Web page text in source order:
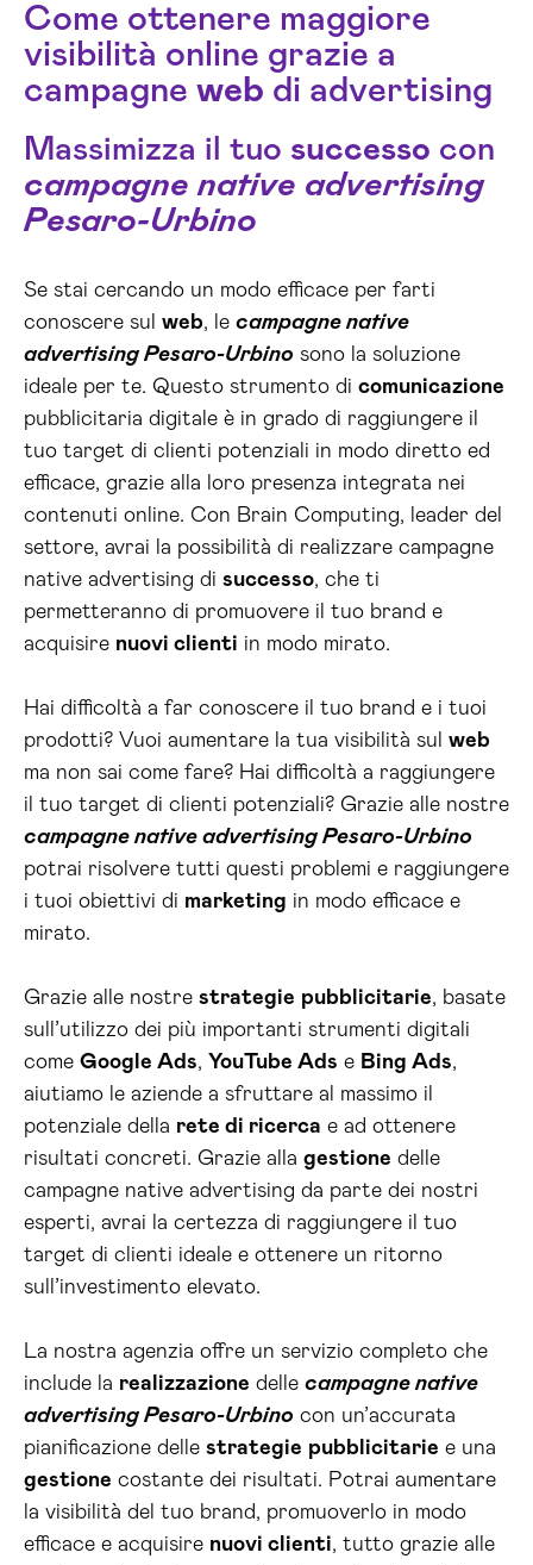
Come ottenere maggiore
visibilità online grazie a
campagne web di advertising
Massimizza il tuo successo con
campagne native advertising
Pesaro-Urbino
Se stai cercando un modo efficace per farti
conoscere sul web, le campagne native
advertising Pesaro-Urbino sono la soluzione
ideale per te. Questo strumento di comunicazione
pubblicitaria digitale è in grado di raggiungere il
tuo target di clienti potenziali in modo diretto ed
efficace, grazie alla loro presenza integrata nei
contenuti online. Con Brain Computing, leader del
settore, avrai la possibilità di realizzare campagne
native advertising di successo, che ti
permetteranno di promuovere il tuo brand e
acquisire nuovi clienti in modo mirato.
Hai difficoltà a far conoscere il tuo brand e i tuoi
prodotti? Vuoi aumentare la tua visibilità sul web
ma non sai come fare? Hai difficoltà a raggiungere
il tuo target di clienti potenziali? Grazie alle nostre
campagne native advertising Pesaro-Urbino
potrai risolvere tutti questi problemi e raggiungere
i tuoi obiettivi di marketing in modo efficace e
mirato.
Grazie alle nostre strategie pubblicitarie, basate
sull’utilizzo dei più importanti strumenti digitali
come Google Ads, YouTube Ads e Bing Ads,
aiutiamo le aziende a sfruttare al massimo il
potenziale della rete di ricerca e ad ottenere
risultati concreti. Grazie alla gestione delle
campagne native advertising da parte dei nostri
esperti, avrai la certezza di raggiungere il tuo
target di clienti ideale e ottenere un ritorno
sull’investimento elevato.
La nostra agenzia offre un servizio completo che
include la realizzazione delle campagne native
advertising Pesaro-Urbino con un’accurata
pianificazione delle strategie pubblicitarie e una
gestione costante dei risultati. Potrai aumentare
la visibilità del tuo brand, promuoverlo in modo
efficace e acquisire nuovi clienti, tutto grazie alle